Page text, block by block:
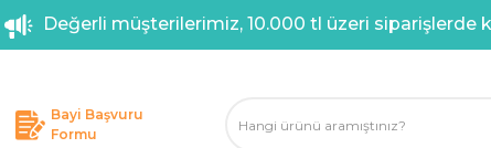
Değerli müşterilerimiz, 10.000 tl üzeri siparişlerde
Bayi Başvuru
Formu